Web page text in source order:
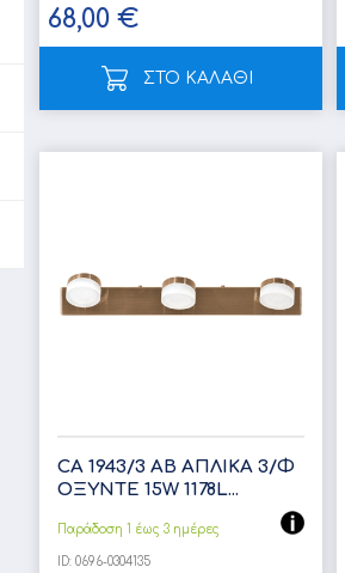
68,00 €
ΣΤΟ ΚΑΛΑΘΙ
CA 1943/3 AB ΑΠΛΙΚΑ 3/Φ
ΟΞΥΝΤΕ 15W 1178L...
Παράδοση 1 έως 3 ημέρες
ID:0696-0304135